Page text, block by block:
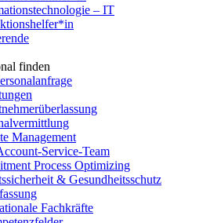
– IT
finden
Management
Service-Team
Process Optimizing
& Gesundheitsschutz
Fachkräfte